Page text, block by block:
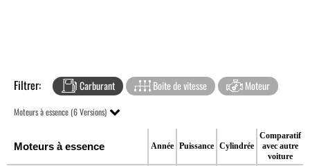
Filtrer: Carburant Boite de vitesse Moteur
Moteurs à essence (6 Versions)
Moteurs à essence Année Puissance Cylindrée
Comparatif
avec autre
voiture